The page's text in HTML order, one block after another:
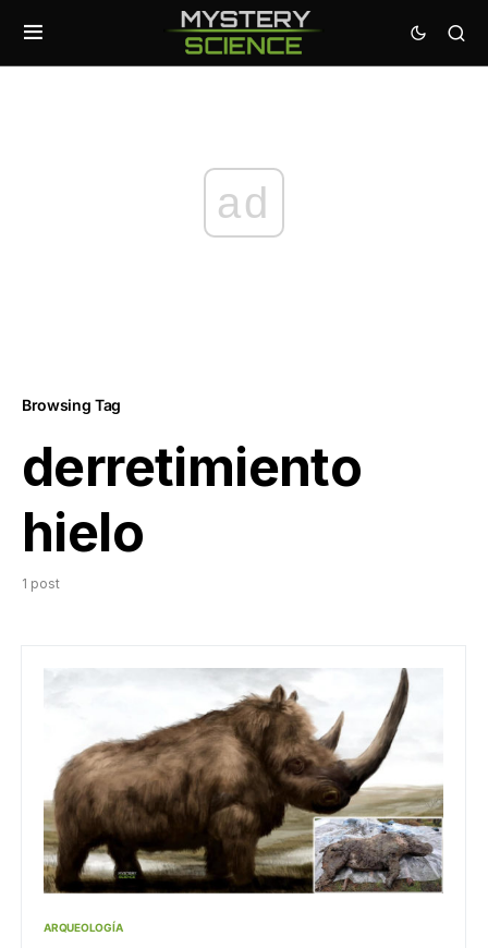
ad
Browsing Tag
derretimiento
hielo
1 post
ARQUEOLOGÍA